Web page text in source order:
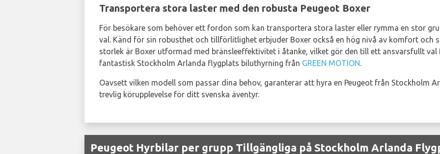
Transportera stora laster med den robusta Peugeot Boxer
För besökare som behöver ett fordon som kan transportera stora laster eller rymma en stor
val. Känd för sin robusthet och tillförlitlighet erbjuder Boxer också en hög nivå av komfort och
storlek är Boxer utformad med bränsleeffektivitet i åtanke, vilket gör den till ett ansvarsfullt val
fantastisk Stockholm Arlanda flygplats biluthyrning från GREEN MOTION.
Oavsett vilken modell som passar dina behov, garanterar att hyra en Peugeot från Stockholm
trevlig körupplevelse för ditt svenska äventyr.
Peugeot Hyrbilar per grupp Tillgängliga på Stockholm Arlanda